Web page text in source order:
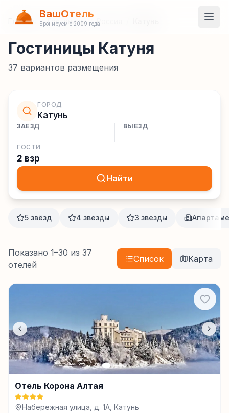
ВашОтель
Бронируем с 2009 года
Главная / Гостиницы / Россия
Гостиницы Катуня
37 вариантов размещения
ГОРОД
Катунь
ЗАЕЗД ВЫЕЗД
ГОСТИ
2 взр
Найти
5 звёзд 4 звезды 3 звезды
Показано 1–30 из 37
отелей
Список Карта
Отель Корона Алтая
Набережная улица, д. 1А, Катунь